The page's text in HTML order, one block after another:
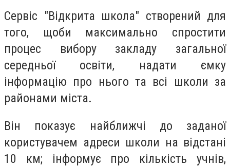
Сервіс "Відкрита школа" створений для
того, щоби максимально спростити
процес вибору закладу загальної
середньої освіти, надати ємку
інформацію про нього та всі школи за
районами міста.
Він показує найближчі до заданої
користувачем адреси школи на відстані
10 км; інформує про кількість учнів,